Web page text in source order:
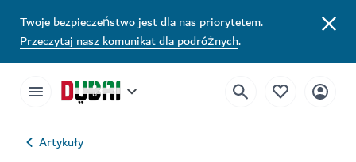
Twoje bezpieczeństwo jest dla nas priorytetem.
Przeczytaj nasz komunikat dla podróżnych.
Artykuły